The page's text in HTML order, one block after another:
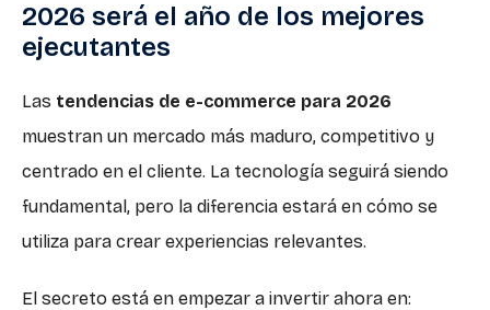
2026 será el año de los mejores
ejecutantes
Las tendencias de e-commerce para 2026
muestran un mercado más maduro, competitivo y
centrado en el cliente. La tecnología seguirá siendo
fundamental, pero la diferencia estará en cómo se
utiliza para crear experiencias relevantes.
El secreto está en empezar a invertir ahora en: